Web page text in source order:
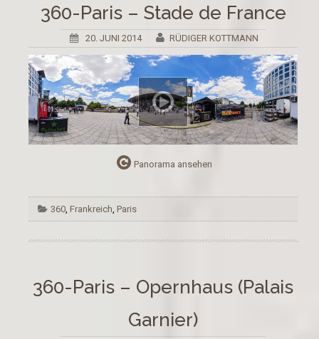
360-Paris – Stade de France
20. JUNI 2014 RÜDIGER KOTTMANN
Panorama ansehen
360 ,Frankreich ,Paris
360-Paris – Opernhaus (Palais
Garnier)